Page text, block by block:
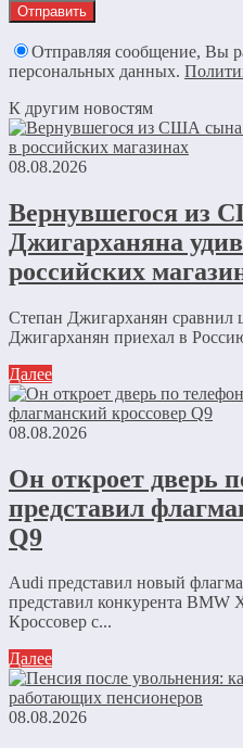
Отправляя сообщение, Вы
персональных данных.
К другим новостям
08.08.2026
Вернувшегося из
Джигарханяна
российских
Степан Джигарханян
Джигарханян приехал в
Далее
08.08.2026
Он откроет дверь
представил
Q9
Audi представил новый
представил конкурента BMW
Кроссовер с...
Далее
08.08.2026